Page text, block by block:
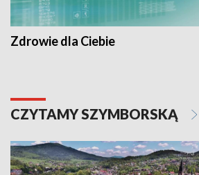
Zdrowie dla Ciebie
CZYTAMY SZYMBORSKĄ